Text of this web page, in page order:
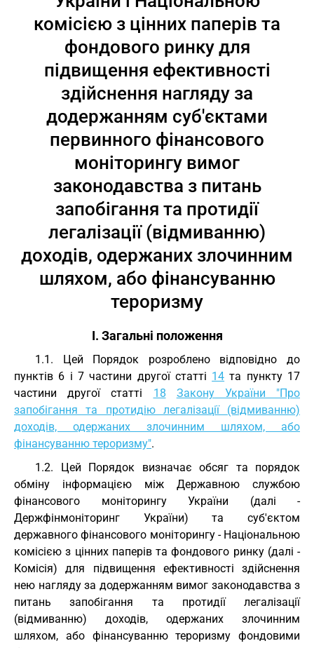
комісією з цінних паперів та
фондового ринку для
підвищення ефективності
здійснення нагляду за
додержанням суб'єктами
первинного фінансового
моніторингу вимог
законодавства з питань
запобігання та протидії
легалізації (відмиванню)
доходів, одержаних злочинним
шляхом, або фінансуванню
тероризму
I. Загальні положення
1.1. Цей Порядок розроблено відповідно до
пунктів 6 і 7 частини другої статті 14 та пункту 17
частини другої статті 18
Закону України "Про
запобігання та протидію легалізації (відмиванню)
доходів, одержаних злочинним шляхом, або
фінансуванню тероризму".
1.2. Цей Порядок визначає обсяг та порядок
обміну інформацією між Державною службою
фінансового моніторингу України (далі -
Держфінмоніторинг України) та суб'єктом
державного фінансового моніторингу - Національною
комісією з цінних паперів та фондового ринку (далі -
Комісія) для підвищення ефективності здійснення
нею нагляду за додержанням вимог законодавства з
питань запобігання та протидії легалізації
(відмиванню) доходів, одержаних злочинним
шляхом, або фінансуванню тероризму фондовими